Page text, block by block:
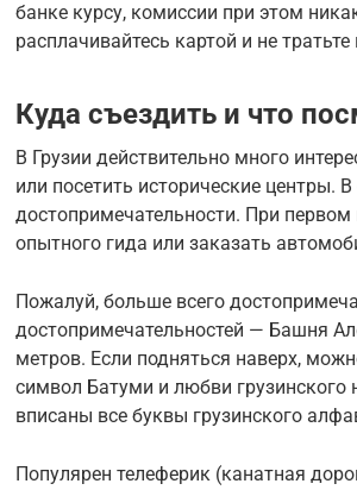
банке курсу, комиссии при этом
расплачивайтесь картой и не тратьте
Куда съездить и что
В Грузии действительно много
или посетить исторические центры.
достопримечательности. При
опытного гида или заказать
Пожалуй, больше всего
достопримечательностей — Башня
метров. Если подняться наверх,
символ Батуми и любви
вписаны все буквы грузинского
Популярен телеферик (канатная